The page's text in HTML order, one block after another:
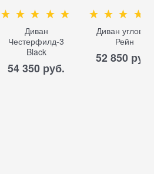
Диван
Честерфилд-3
Black
54 350 руб.
Диван угловой
Рейн
52 850 руб.